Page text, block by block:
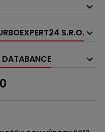
S.R.O.
DATABANCE